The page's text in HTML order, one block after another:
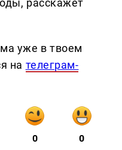
расскажет
уже в твоем
на телеграм-
0 0